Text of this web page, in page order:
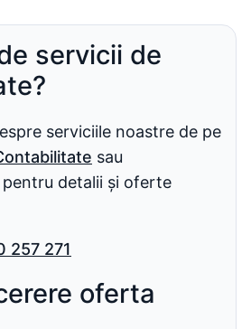
servicii de
serviciile noastre de pe
sau
detalii și oferte
257 271
oferta